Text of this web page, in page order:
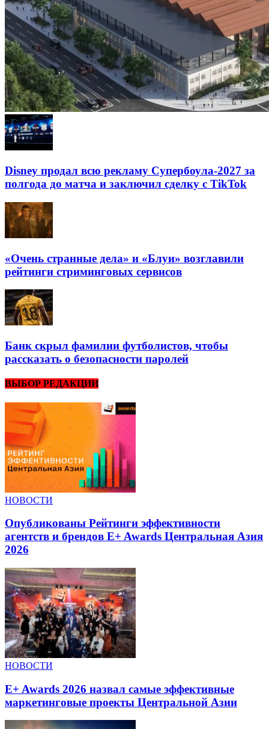
Disney продал всю рекламу Супербоула-2027 за
полгода до матча и заключил сделку с TikTok
«Очень странные дела» и «Блуи» возглавили
рейтинги стриминговых сервисов
Банк скрыл фамилии футболистов, чтобы
рассказать о безопасности паролей
ВЫБОР РЕДАКЦИИ
НОВОСТИ
Опубликованы Рейтинги эффективности
агентств и брендов E+ Awards Центральная Азия
2026
НОВОСТИ
E+ Awards 2026 назвал самые эффективные
маркетинговые проекты Центральной Азии